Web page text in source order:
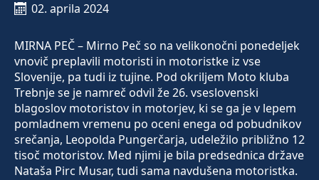
02. aprila 2024
MIRNA PEČ – Mirno Peč so na velikonočni ponedeljek
vnovič preplavili motoristi in motoristke iz vse
Slovenije, pa tudi iz tujine. Pod okriljem Moto kluba
Trebnje se je namreč odvil že 26. vseslovenski
blagoslov motoristov in motorjev, ki se ga je v lepem
pomladnem vremenu po oceni enega od pobudnikov
srečanja, Leopolda Pungerčarja, udeležilo približno 12
tisoč motoristov. Med njimi je bila predsednica države
Nataša Pirc Musar, tudi sama navdušena motoristka.